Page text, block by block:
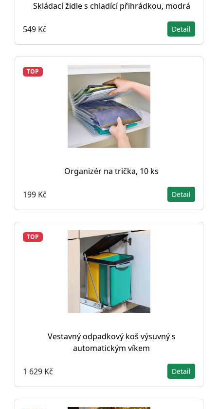
Skládací židle s chladící přihrádkou, modrá
549 Kč Detail
TOP
Organizér na trička, 10 ks
199 Kč Detail
TOP
Vestavný odpadkový koš výsuvný s
automatickým víkem
1 629 Kč Detail